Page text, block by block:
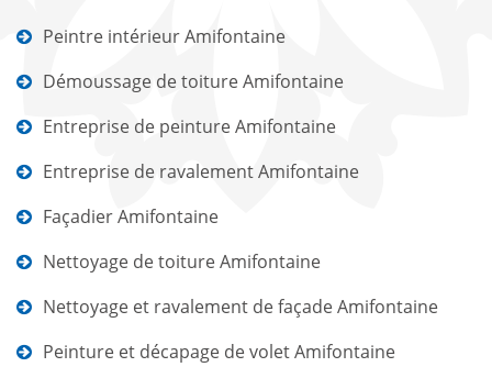
Peintre intérieur Amifontaine
Démoussage de toiture Amifontaine
Entreprise de peinture Amifontaine
Entreprise de ravalement Amifontaine
Façadier Amifontaine
Nettoyage de toiture Amifontaine
Nettoyage et ravalement de façade Amifontaine
Peinture et décapage de volet Amifontaine